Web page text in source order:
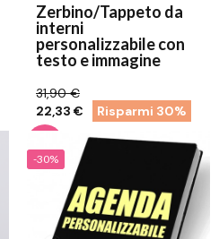
Zerbino/Tappeto da
interni
personalizzabile con
testo e immagine
31,90 €
22,33 €
Risparmi 30%
-30%